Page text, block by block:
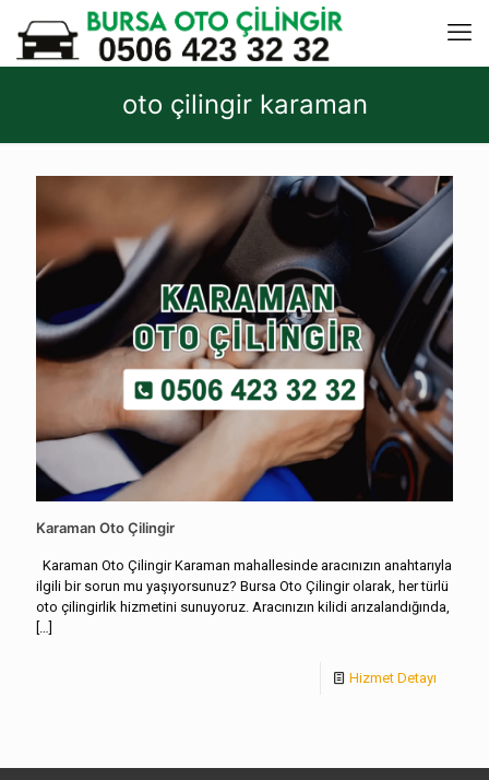
oto çilingir karaman
Karaman Oto Çilingir
Karaman Oto Çilingir Karaman mahallesinde aracınızın anahtarıyla
ilgili bir sorun mu yaşıyorsunuz? Bursa Oto Çilingir olarak, her türlü
oto çilingirlik hizmetini sunuyoruz. Aracınızın kilidi arızalandığında,
[…]
Hizmet Detayı